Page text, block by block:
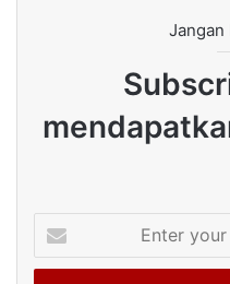
Jangan
your
Email